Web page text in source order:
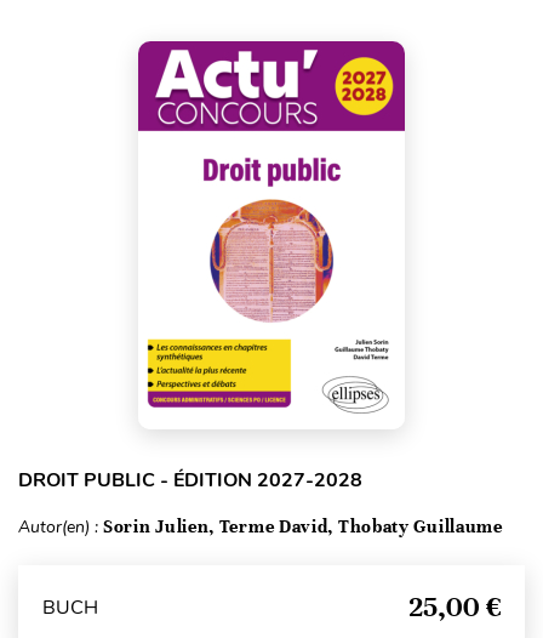
DROIT PUBLIC - ÉDITION 2027-2028
Autor(en) : Sorin Julien, Terme David, Thobaty Guillaume
BUCH 25,00 €